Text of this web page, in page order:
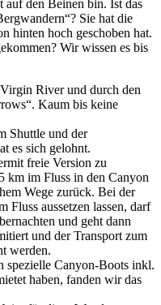
auf den Beinen bin. Ist das
Sie hat die
hinten hoch geschoben hat.
Wir wissen es bis
River und durch den
Kaum bis keine
Shuttle und der
es sich gelohnt.
freie Version zu
km im Fluss in den Canyon
Wege zurück. Bei der
Fluss aussetzen lassen, darf
und geht dann
und der Transport zum
werden.
spezielle Canyon-Boots inkl.
haben, fanden wir das